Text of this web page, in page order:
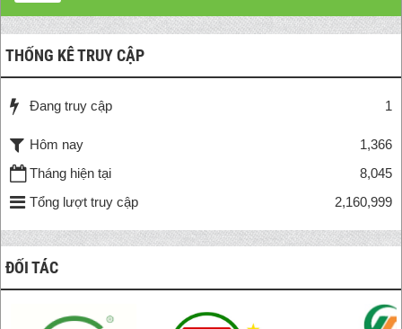
THỐNG KÊ TRUY CẬP
Đang truy cập 1
Hôm nay
1,366
Tháng hiện tại
8,045
Tổng lượt truy cập
2,160,999
ĐỐI TÁC